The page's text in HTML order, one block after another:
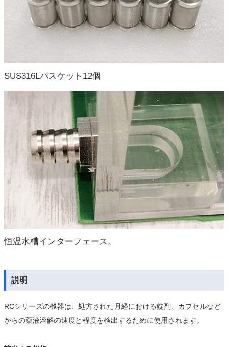
SUS316Lバスケット12個
恒温水槽インターフェース。
説明
RCシリーズの機器は、処方された月経における錠剤、カプセルなど
からの薬液溶解の速度と程度を検出するために使用されます。